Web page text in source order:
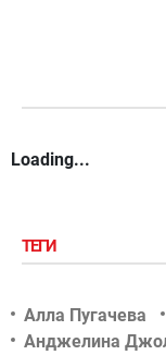
Loading...
ТЕГИ
Алла Пугачева
Анджелина